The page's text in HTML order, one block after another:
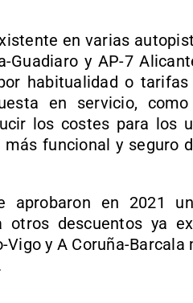
en varias
Guadiaro y AP-7
habitualidad o
en servicio,
los costes para los
funcional y seguro
en 2021
otros descuentos ya
y A Coruña-Barcala